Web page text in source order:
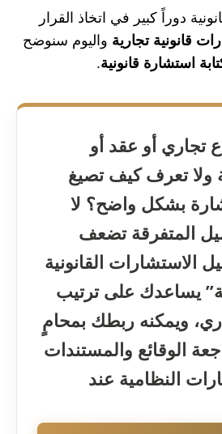
دوراً كبير في اتخاذ القرار
قانونية تجارية واليوم سنوضح
استشارة قانونية.
تجاري أو عقد أو
ولا تعرف كيف تصيغ
بشكل واضح؟ لا
المتفرقة تضعف
الاستشارات القانونية
يساعدك على ترتيب
ويمكنه ربطك بمحامٍ
الوقائع والمستندات
النظامية عند